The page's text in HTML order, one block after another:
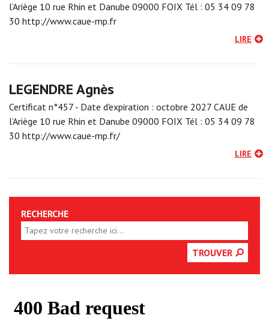
l’Ariège 10 rue Rhin et Danube 09000 FOIX Tél : 05 34 09 78
30 http://www.caue-mp.fr
LIRE
LEGENDRE Agnès
Certificat n°457 - Date d'expiration : octobre 2027 CAUE de
l’Ariège 10 rue Rhin et Danube 09000 FOIX Tél : 05 34 09 78
30 http://www.caue-mp.fr/
LIRE
RECHERCHE
TROUVER